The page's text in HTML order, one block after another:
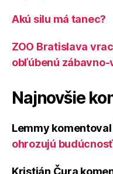
Akú silu má tanec?
ZOO Bratislava
obľúbenú
Najnovšie
Lemmy komentoval
ohrozujú
Kristián Čura